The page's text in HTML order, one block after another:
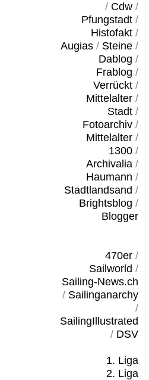
/ Cdw/
Pfungstadt/
Histofakt/
Augias/ Steine/
Dablog /
Frablog /
Verrückt/
Mittelalter/
Stadt/
Fotoarchiv/
Mittelalter/
1300/
Archivalia/
Haumann /
Stadtlandsand /
Brightsblog /
Blogger
470er/
Sailworld /
Sailing-News.ch
/ Sailinganarchy
/
SailingIllustrated
/ DSV
1. Liga
2. Liga